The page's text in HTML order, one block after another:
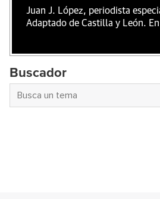
Juan J. López, periodista
Adaptado de Castilla y León.
Buscador